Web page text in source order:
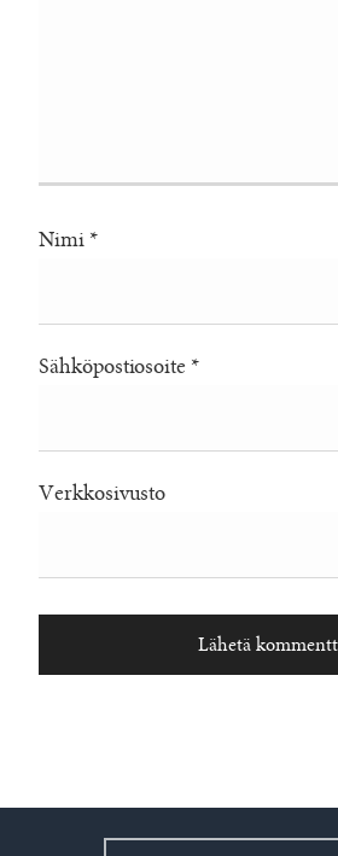
Nimi *
Sähköpostiosoite *
Verkkosivusto